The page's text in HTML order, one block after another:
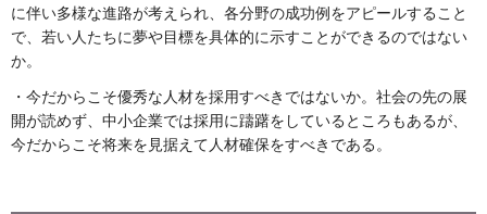
に伴い多様な進路が考えられ、各分野の成功例をアピールすること
で、若い人たちに夢や目標を具体的に示すことができるのではない
か。
・今だからこそ優秀な人材を採用すべきではないか。社会の先の展
開が読めず、中小企業では採用に躊躇をしているところもあるが、
今だからこそ将来を見据えて人材確保をすべきである。